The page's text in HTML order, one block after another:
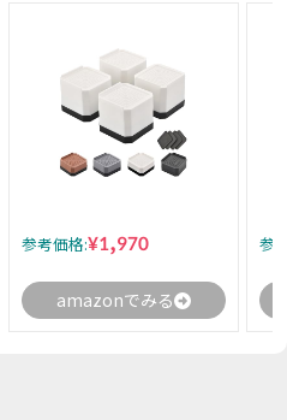
参考価格:¥1,970
amazonでみる
参